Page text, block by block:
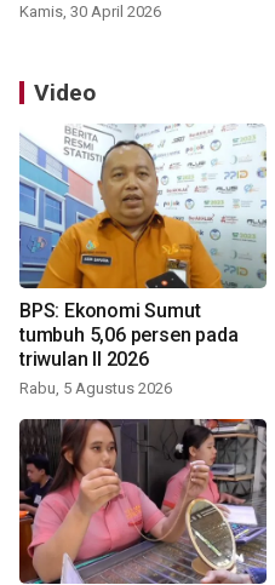
Kamis, 30 April 2026
Video
BPS: Ekonomi Sumut
tumbuh 5,06 persen pada
triwulan II 2026
Rabu, 5 Agustus 2026